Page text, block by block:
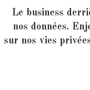
Le business
nos données.
sur nos vies